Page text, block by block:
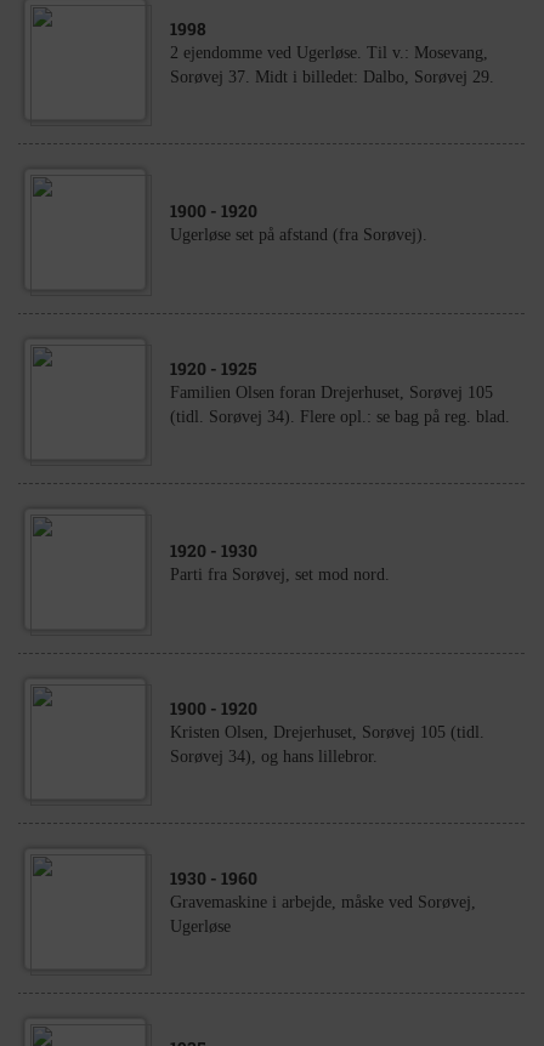
1998
2 ejendomme ved Ugerløse. Til v.: Mosevang,
Sorøvej 37. Midt i billedet: Dalbo, Sorøvej 29.
1900 - 1920
Ugerløse set på afstand (fra Sorøvej).
1920 - 1925
Familien Olsen foran Drejerhuset, Sorøvej 105
(tidl. Sorøvej 34). Flere opl.: se bag på reg. blad.
1920 - 1930
Parti fra Sorøvej, set mod nord.
1900 - 1920
Kristen Olsen, Drejerhuset, Sorøvej 105 (tidl.
Sorøvej 34), og hans lillebror.
1930 - 1960
Gravemaskine i arbejde, måske ved Sorøvej,
Ugerløse